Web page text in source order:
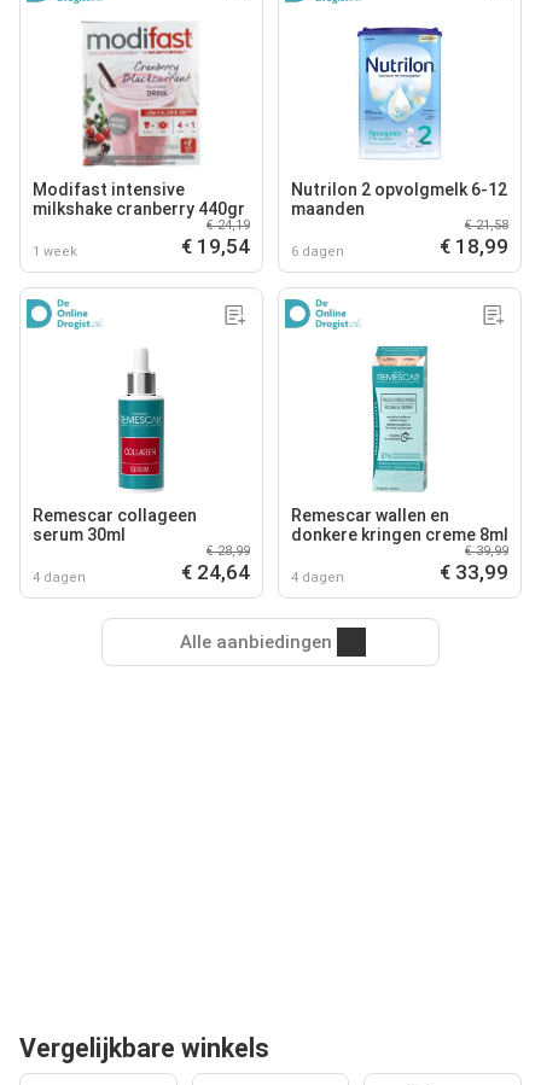
Modifast intensive
milkshake cranberry 440gr
1 week
€ 24,19
€ 19,54
Nutrilon 2 opvolgmelk 6-12
maanden
6 dagen
€ 21,58
€ 18,99
Remescar collageen
serum 30ml
4 dagen
€ 28,99
€ 24,64
Remescar wallen en
donkere kringen creme 8ml
4 dagen
€ 39,99
€ 33,99
Alle aanbiedingen
Vergelijkbare winkels